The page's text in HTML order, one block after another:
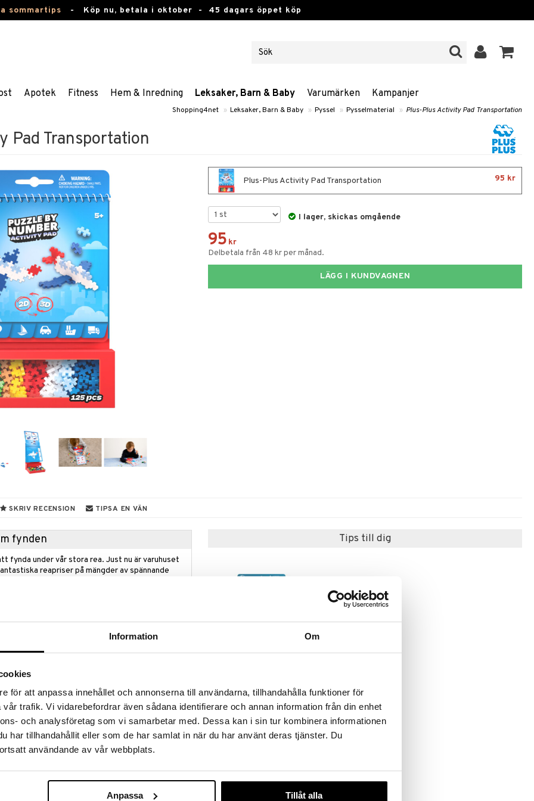
Information Om
för att anpassa innehållet och annonserna till användarna, tillhandahålla funktioner för
trafik. Vi vidarebefordrar även sådana identifierare och annan information från din enhet
och analysföretag som vi samarbetar med. Dessa kan i sin tur kombinera informationen
har tillhandahållit eller som de har samlat in när du har använt deras tjänster. Du
användande av vår webbplats.
Anpassa Tillåt alla
sommartips - Köp nu, betala i oktober - 45 dagars öppet köp
Apotek Fitness Hem & Inredning Leksaker, Barn & Baby Varumärken Kampanjer
Shopping4net » Leksaker, Barn & Baby » Pyssel » Pysselmaterial » Plus-Plus Activity Pad Transportation
Pad Transportation
Plus-Plus Activity Pad Transportation 95 kr
I lager, skickas omgående
95 kr
Delbetala från 48 kr per månad.
LÄGG I KUNDVAGNEN
SKRIV RECENSION TIPSA EN VÄN
fynden
fynda under vår stora rea. Just nu är varuhuset
reapriser på mängder av spännande
»
eftermiddagen till ett roligt äventyr. Varje sida
både i 2D och 3D. Med den smarta Puzzle By
ett nummer – ett roligt och logiskt sätt för
3D-idéerna finns enkla steg-för-steg-anvisningar
Plus-bitar, snyggt förvarade i en liten låda som
lösning för långvarig och uppfinningsrik lek.
Tips till dig
PLUS PLUS
109 kr